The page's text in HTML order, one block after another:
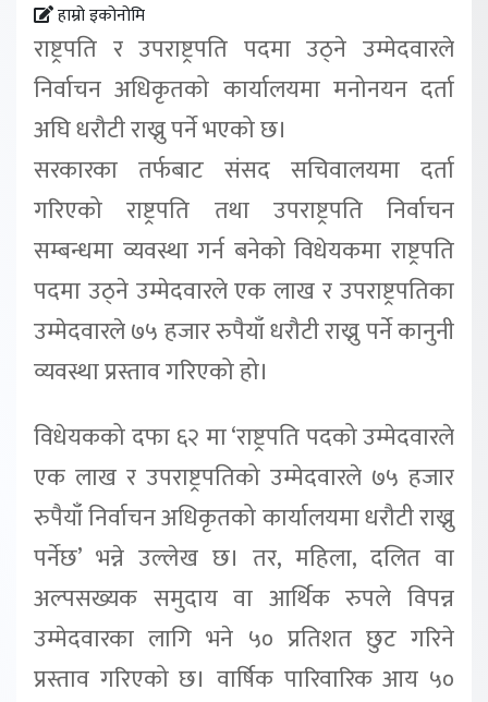
हाम्रो इकोनोमि
राष्ट्रपति र उपराष्ट्रपति पदमा उठ्ने उम्मेदवारले
निर्वाचन अधिकृतको कार्यालयमा मनोनयन दर्ता
अघि धरौटी राख्नु पर्ने भएको छ।
सरकारका तर्फबाट संसद सचिवालयमा दर्ता
गरिएको राष्ट्रपति तथा उपराष्ट्रपति निर्वाचन
सम्बन्धमा व्यवस्था गर्न बनेको विधेयकमा राष्ट्रपति
पदमा उठ्ने उम्मेदवारले एक लाख र उपराष्ट्रपतिका
उम्मेदवारले ७५ हजार रुपैयाँ धरौटी राख्नु पर्ने कानुनी
व्यवस्था प्रस्ताव गरिएको हो।
विधेयकको दफा ६२ मा ‘राष्ट्रपति पदको उम्मेदवारले
एक लाख र उपराष्ट्रपतिको उम्मेदवारले ७५ हजार
रुपैयाँ निर्वाचन अधिकृतको कार्यालयमा धरौटी राख्नु
पर्नेछ’ भन्ने उल्लेख छ। तर, महिला, दलित वा
अल्पसख्यक समुदाय वा आर्थिक रुपले विपन्न
उम्मेदवारका लागि भने ५० प्रतिशत छुट गरिने
प्रस्ताव गरिएको छ। वार्षिक पारिवारिक आय ५०